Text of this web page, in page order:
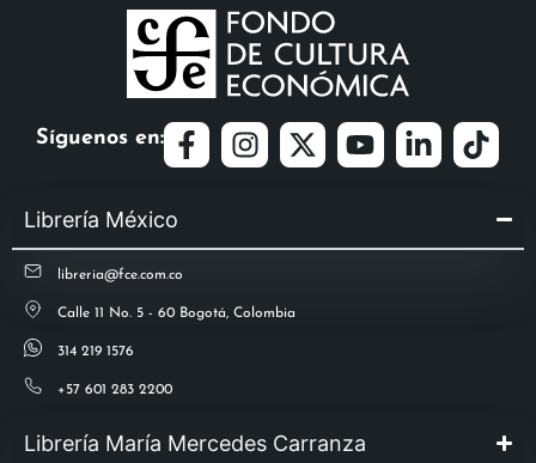
Síguenos en:
Librería México
libreria@fce.com.co
Calle 11 No. 5 - 60 Bogotá, Colombia
314 219 1576
+57 601 283 2200
Librería María Mercedes Carranza